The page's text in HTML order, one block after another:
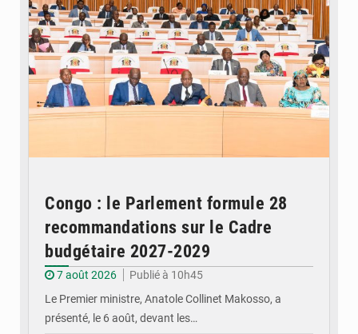
Congo : le Parlement formule 28
recommandations sur le Cadre
budgétaire 2027-2029
7 août 2026
Publié à 10h45
Le Premier ministre, Anatole Collinet Makosso, a
présenté, le 6 août, devant les…